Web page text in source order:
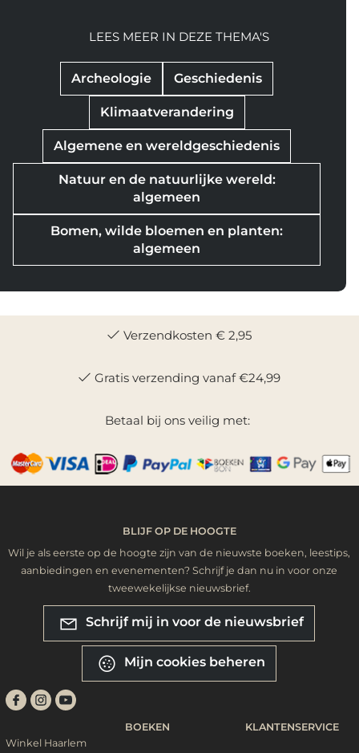
Archeologie Geschiedenis
Klimaatverandering
Algemene en wereldgeschiedenis
Natuur en de natuurlijke wereld:
algemeen
Bomen, wilde bloemen en planten:
algemeen
LEES MEER IN DEZE THEMA'S
Verzendkosten € 2,95
Gratis verzending vanaf €24,99
Betaal bij ons veilig met:
BLIJF OP DE HOOGTE
Wil je als eerste op de hoogte zijn van de nieuwste boeken, leestips,
aanbiedingen en evenementen? Schrijf je dan nu in voor onze
tweewekelijkse nieuwsbrief.
Schrijf mij in voor de nieuwsbrief
Mijn cookies beheren
Winkel Haarlem
BOEKEN KLANTENSERVICE